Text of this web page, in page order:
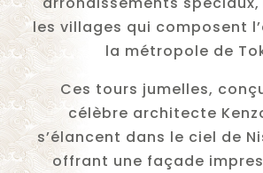
les villages qui composent
la métropole de
Ces tours jumelles,
célèbre architecte
s’élancent dans le ciel de
offrant une façade